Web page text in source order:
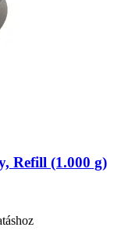
Refill (1.000 g)